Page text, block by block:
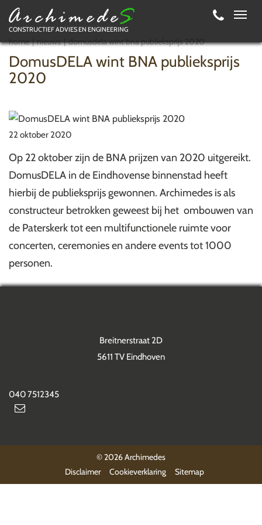
CONSTRUCTIEF ADVIES EN ENGINEERING
home nieuws domusdela wint bna publieksprijs 2020
DomusDELA wint BNA publieksprijs
2020
22 oktober 2020
Op 22 oktober zijn de BNA prijzen van 2020 uitgereikt.
DomusDELA in de Eindhovense binnenstad heeft
hierbij de publieksprijs gewonnen. Archimedes is als
constructeur betrokken geweest bij het ombouwen van
de Paterskerk tot een multifunctionele ruimte voor
concerten, ceremonies en andere events tot 1000
personen.
Breitnerstraat 2D
5611 TV Eindhoven
040 7512345
© 2026 Archimedes
Disclaimer
Cookieverklaring Sitemap